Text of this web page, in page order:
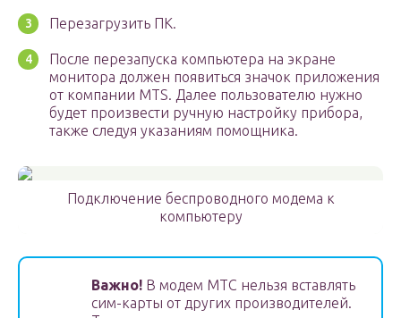
Перезагрузить ПК.
После перезапуска компьютера на экране
монитора должен появиться значок приложения
от компании MTS. Далее пользователю нужно
будет произвести ручную настройку прибора,
также следуя указаниям помощника.
Подключение беспроводного модема к
компьютеру
Важно! В модем МТС нельзя вставлять
сим-карты от других производителей.